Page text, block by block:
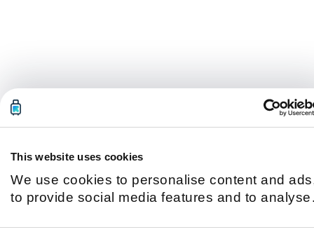
This website uses cookies
We use cookies to personalise content and
to provide social media features and to analyse